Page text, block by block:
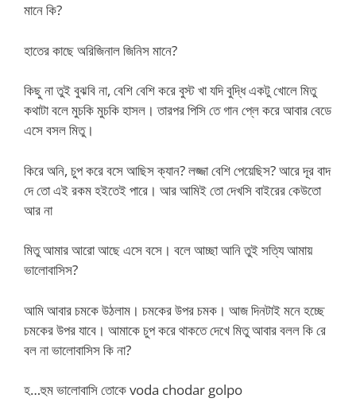
মানে কি?
হাতের কাছে অরিজিনাল জিনিস মানে?
কিছু না তুই বুঝবি না, বেশি বেশি করে বুস্ট খা যদি বুদ্ধি একটু খোলে মিতু
কথাটা বলে মুচকি মুচকি হাসল। তারপর পিসি তে গান প্লে করে আবার বেডে
এসে বসল মিতু।
কিরে অনি, চুপ করে বসে আছিস ক্যান? লজ্জা বেশি পেয়েছিস? আরে দূর বাদ
দে তো এই রকম হইতেই পারে। আর আমিই তো দেখসি বাইরের কেউতো
আর না
মিতু আমার আরো আছে এসে বসে। বলে আচ্ছা আনি তুই সত্যি আমায়
ভালোবাসিস?
আমি আবার চমকে উঠলাম। চমকের উপর চমক। আজ দিনটাই মনে হচ্ছে
চমকের উপর যাবে। আমাকে চুপ করে থাকতে দেখে মিতু আবার বলল কি রে
বল না ভালোবাসিস কি না?
হ…হুম ভালোবাসি তোকে voda chodar golpo